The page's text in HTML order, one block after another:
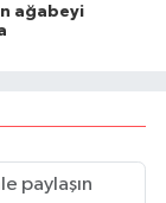
ağabeyi